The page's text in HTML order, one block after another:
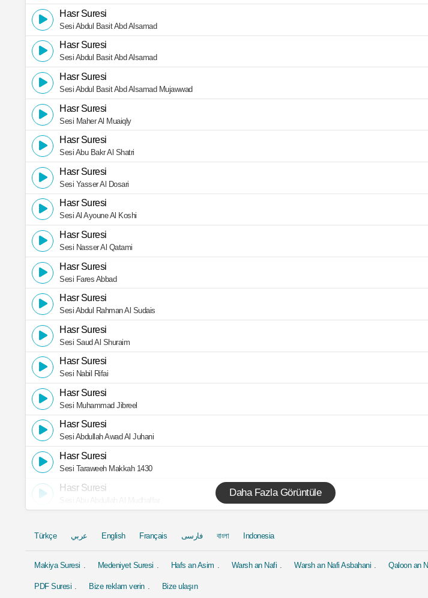
Hasr Suresi
Sesi Abdul Basit Abd Alsamad
Hasr Suresi
Sesi Abdul Basit Abd Alsamad
Hasr Suresi
Sesi Abdul Basit Abd Alsamad Mujawwad
Hasr Suresi
Sesi Maher Al Muaiqly
Hasr Suresi
Sesi Abu Bakr Al Shatri
Hasr Suresi
Sesi Yasser Al Dosari
Hasr Suresi
Sesi Al Ayoune Al Koshi
Hasr Suresi
Sesi Nasser Al Qatami
Hasr Suresi
Sesi Fares Abbad
Hasr Suresi
Sesi Abdul Rahman Al Sudais
Hasr Suresi
Sesi Saud Al Shuraim
Hasr Suresi
Sesi Nabil Rifai
Hasr Suresi
Sesi Muhammad Jibreel
Hasr Suresi
Sesi Abdullah Awad Al Juhani
Hasr Suresi
Sesi Taraweeh Makkah 1430
Hasr Suresi Daha Fazla Görüntüle
Türkçe عربي English Français فارسی বাংলা Indonesia
Makiya Suresi Medeniyet Suresi Hafs an Asim Warsh an Nafi Warsh an Nafi Asbahani Qaloon an
PDF Suresi Bize reklam verin Bize ulaşın